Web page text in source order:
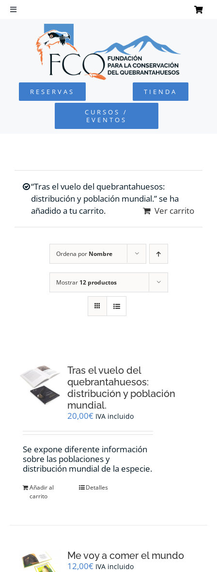
Saltar
Toggle
Navigation
QUEBRANTAHUESOS
FUNDACIÓN
COLABORA
RECURSOS
CONTACTO
RESERVAS TIENDA
CURSOS /
EVENTOS
“Tras el vuelo del quebrantahuesos:
distribución y población mundial.” se ha
añadido a tu carrito.
Ver carrito
Ordena por Nombre
Mostrar 12 productos
Tras el vuelo del
quebrantahuesos:
distribución y población
mundial.
20,00€ IVA incluido
Se expone diferente información
sobre las poblaciones y
distribución mundial de la especie.
Añadir al
carrito
Detalles
Me voy a comer el mundo
12,00€ IVA incluido